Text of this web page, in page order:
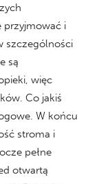
przyjmować i
szczególności
są
więc
Co jakiś
W końcu
stroma i
pełne
otwartą